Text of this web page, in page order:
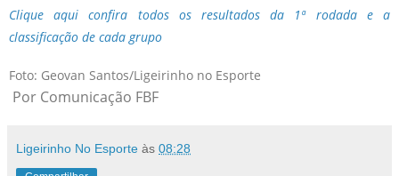
Clique aqui confira todos os resultados da 1ª rodada e a
classificação de cada grupo
Foto: Geovan Santos/Ligeirinho no Esporte
Por Comunicação FBF
Ligeirinho No Esporte às 08:28